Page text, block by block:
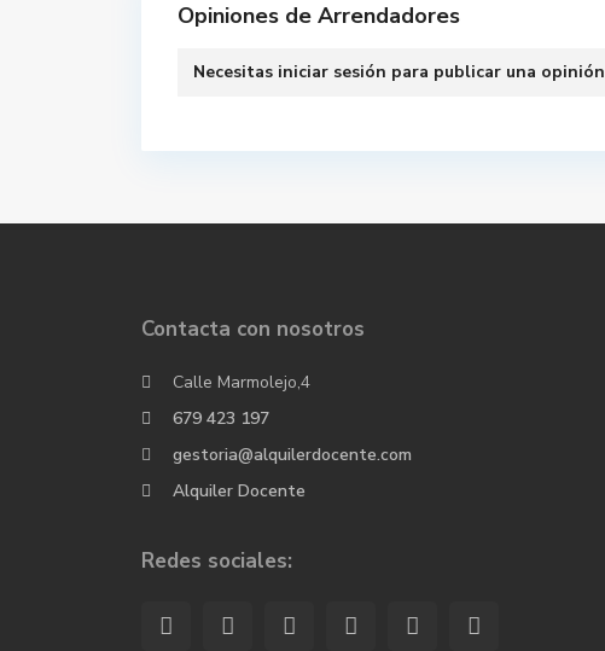
Opiniones de Arrendadores
Necesitas iniciar sesión para publicar una opinión
Contacta con nosotros
Calle Marmolejo,4
679 423 197
gestoria@alquilerdocente.com
Alquiler Docente
Redes sociales: